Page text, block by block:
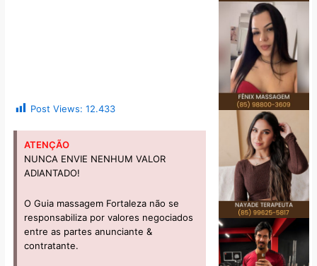
Post Views: 12.433
ATENÇÃO
NUNCA ENVIE NENHUM VALOR
ADIANTADO!
O Guia massagem Fortaleza não se
responsabiliza por valores negociados
entre as partes anunciante &
contratante.